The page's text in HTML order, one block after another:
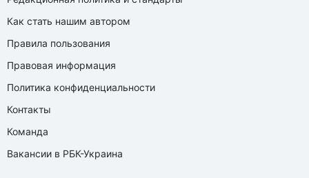
Как стать нашим автором
Правила пользования
Правовая информация
Политика конфиденциальности
Контакты
Команда
Вакансии в РБК-Украина